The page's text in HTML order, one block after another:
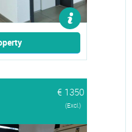
€ 1350
(Excl.)